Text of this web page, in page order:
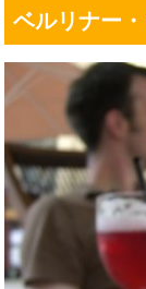
ベルリナー